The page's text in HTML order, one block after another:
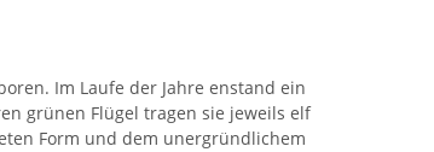
Im Laufe der Jahre enstand ein
grünen Flügel tragen sie jeweils elf
Form und dem unergründlichem